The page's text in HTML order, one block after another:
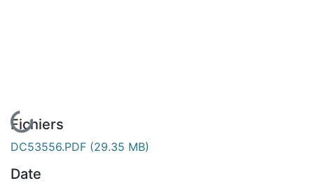
En cours de chargement...
Fichiers
DC53556.PDF (29.35 MB)
Date